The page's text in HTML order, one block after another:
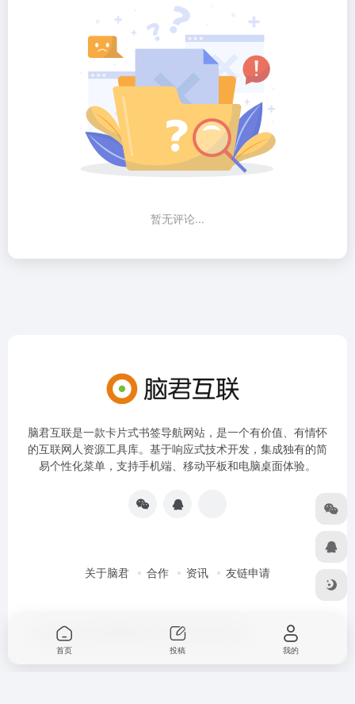
暂无评论...
脑君互联是一款卡片式书签导航网站，是一个有价值、有情怀
的互联网人资源工具库。基于响应式技术开发，集成独有的简
易个性化菜单，支持手机端、移动平板和电脑桌面体验。
关于脑君 合作 资讯 友链申请
Copyright © 2026 京ICP备19022836号-4
首页 投稿 我的